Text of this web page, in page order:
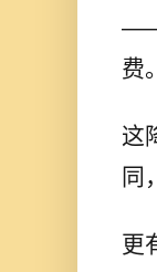
——
费。
这
同
更